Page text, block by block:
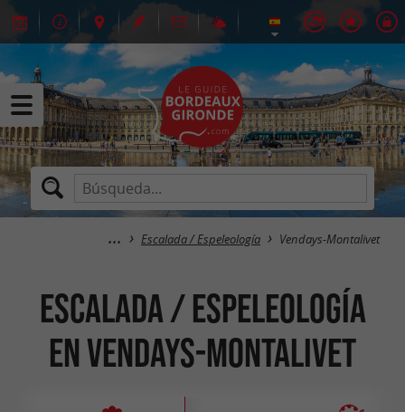
Escalada / Espeleología Vendays-Montalivet
Escalada / Espeleología
en Vendays-Montalivet